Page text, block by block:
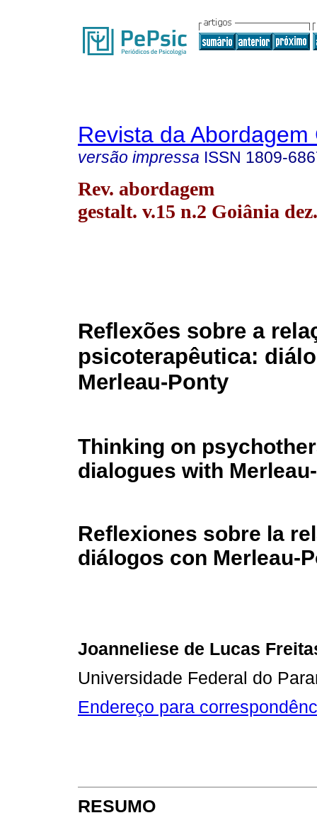
Revista da Abordagem
versão impressa ISSN 1809-
Rev. abordagem
gestalt. v.15 n.2 Goiânia
Reflexões sobre a
psicoterapêutica:
Merleau-Ponty
Thinking on
dialogues with
Reflexiones sobre la
diálogos con Merleau-
Joanneliese de Lucas
Universidade Federal do
Endereço para
RESUMO